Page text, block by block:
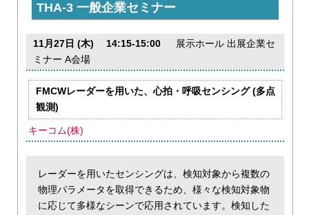
THA-3 一般企業セミナー
11月27日 (木) 14:15-15:00 展示ホール 出展企業セ
ミナー A会場
FMCWレーダーを用いた、心拍・呼吸センシング (多点
観測)
キーコム(株)
レーダーを用いたセンシングは、検知対象から複数の
物理パラメータを取得できるため、様々な検知対象物
に応じて多様なシーンで応用されています。検知した